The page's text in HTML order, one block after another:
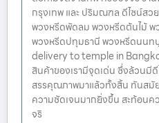
กรุงเทพ และ ปริมณฑล ดีไซน์สว
พวงหรีดพัดลม พวงหรีดต้นไม้ พ
พวงหรีดปทุมธานี พวงหรีดนน
delivery to temple in
สินค้าของเรามีจุดเด่น ซึ่งล้วนมี
สรรคุณภาพมาแล้วทั้งสิ้น ทันสมั
ความชัดเจนมากยิ่งขึ้น สะท้อน
จริ